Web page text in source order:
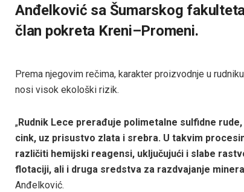
Anđelković sa Šumarskog
član pokreta Kreni–Promeni.
Prema njegovim rečima, karakter proizvodnje u
nosi visok ekološki rizik.
„Rudnik Lece prerađuje polimetalne sulfidne
cink, uz prisustvo zlata i srebra. U takvim
različiti hemijski reagensi, uključujući i slabe
flotaciji, ali i druga sredstva za razdvajanje
Anđelković.